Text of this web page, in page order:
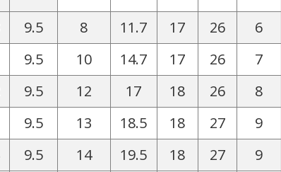
9.5 8 11.7 17 26 6
9.5 10 14.7 17 26 7
9.5 12 17 18 26 8
9.5 13 18.5 18 27 9
9.5 14 19.5 18 27 9